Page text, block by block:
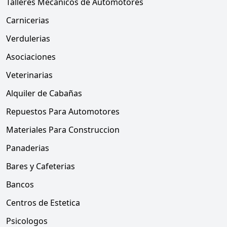
Carnicerias
Verdulerias
Asociaciones
Veterinarias
Alquiler de Cabañas
Repuestos Para Automotores
Materiales Para Construccion
Panaderias
Bares y Cafeterias
Bancos
Centros de Estetica
Psicologos